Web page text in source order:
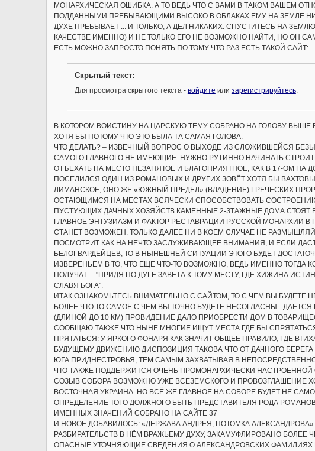
МОНАРХИЧЕСКАЯ ОШИБКА. А ТО ВЕДЬ ЧТО С ВАМИ В ТАКОМ ВАШЕМ
ПОДДАННЫМИ ПРЕБЫВАЮЩИМИ ВЫСОКО В ОБЛАКАХ ЕМУ НА ЗЕМЛЕ
ДУХЕ ПРЕБЫВАЕТ ... И ТОЛЬКО, А ДЕЛ НИКАКИХ. СПУСТИТЕСЬ НА
КАЧЕСТВЕ ИМЕННО) И НЕ ТОЛЬКО ЕГО НЕ ВОЗМОЖНО НАЙТИ, НО ОН
ЕСТЬ МОЖНО ЗАПРОСТО ПОНЯТЬ ПО ТОМУ ЧТО РАЗ ЕСТЬ ТАКОЙ САЙТ:
Скрытый текст:
Для просмотра скрытого текста - войдите или зарегистрируйтесь.
В КОТОРОМ ВОИСТИНУ НА ЦАРСКУЮ ТЕМУ СОБРАНО НА ГОЛОВУ
ХОТЯ БЫ ПОТОМУ ЧТО ЭТО БЫЛА ТА САМАЯ ГОЛОВА.
ЧТО ДЕЛАТЬ? – ИЗВЕЧНЫЙ ВОПРОС О ВЫХОДЕ ИЗ СЛОЖИВШЕЙСЯ
САМОГО ГЛАВНОГО НЕ ИМЕЮЩИЕ. НУЖНО РУТИННО НАЧИНАТЬ
ОТЪЕХАТЬ НА МЕСТО НЕЗАНЯТОЕ И БЛАГОПРИЯТНОЕ, КАК В 17-ОМ НА
ПОСЕЛИЛСЯ ОДИН ИЗ РОМАНОВЫХ И ДРУГИХ ЗОВЁТ ХОТЯ БЫ
ЛИМАНСКОЕ, ОНО ЖЕ «ЮЖНЫЙ ПРЕДЕЛ» (ВЛАДЕНИЕ) ГРЕЧЕСКИХ
ОСТАЮЩИМСЯ НА МЕСТАХ ВСЯЧЕСКИ СПОСОБСТВОВАТЬ
ПУСТУЮЩИХ ДАЧНЫХ ХОЗЯЙСТВ КАМЕННЫЕ 2-ЗТАЖНЫЕ ДОМА
ГЛАВНОЕ ЭНТУЗИАЗМ И ФАКТОР РЕСТАВРАЦИИ РУССКОЙ
СТАНЕТ ВОЗМОЖЕН. ТОЛЬКО ДАЛЕЕ НИ В КОЕМ СЛУЧАЕ НЕ
ПОСМОТРИТ КАК НА НЕЧТО ЗАСЛУЖИВАЮЩЕЕ ВНИМАНИЯ, И ЕСЛИ
БЕЛОГВАРДЕЙЦЕВ, ТО В НЫНЕШНЕЙ СИТУАЦИИ ЭТОГО БУДЕТ
ИЗВЕРЕНЬЕМ В ТО, ЧТО ЕЩЕ ЧТО-ТО ВОЗМОЖНО, ВЕДЬ ИМЕННО ТОГДА
ПОЛУЧАТ ... "ПРИДЯ ПО ДУГЕ ЗАВЕТА К ТОМУ МЕСТУ, ГДЕ ХИЖИНА
СЛАВЯ БОГА".
ИТАК ОЗНАКОМЬТЕСЬ ВНИМАТЕЛЬНО С САЙТОМ, ТО С ЧЕМ ВЫ БУДЕТЕ
БОЛЕЕ ЧТО ТО САМОЕ С ЧЕМ ВЫ ТОЧНО БУДЕТЕ НЕСОГЛАСНЫ -
(ДЛИНОЙ ДО 10 КМ) ПРОВИДЕНИЕ ДАЛО ПРИОБРЕСТИ ДОМ В
СООБЩАЮ ТАКЖЕ ЧТО НЫНЕ МНОГИЕ ИЩУТ МЕСТА ГДЕ БЫ
ПРЯТАТЬСЯ: У ЯРКОГО ФОНАРЯ КАК ЗНАЧИТ ОБЩЕЕ ПРАВИЛО, ГДЕ
БУДУЩЕМУ ДВИЖЕНИЮ ДИСПОЗИЦИЯ ТАКОВА ЧТО ОТ ДАЧНОГО
ЮГА ПРИДНЕСТРОВЬЯ, ТЕМ САМЫМ ЗАХВАТЫВАЯ В
ЧТО ТАКЖЕ ПОДДЕРЖИТСЯ ОЧЕНЬ ПРОМОНАРХИЧЕСКИ
СОЗЫВ СОБОРА ВОЗМОЖНО УЖЕ ВСЕЗЕМСКОГО И ПРОВОЗГЛАШЕНИЕ
ВОСТОЧНАЯ УКРАИНА. НО ВСЁ ЖЕ ГЛАВНОЕ НА СОБОРЕ БУДЕТ НЕ
ОПРЕДЕЛЕНИЕ ТОГО ДОЛЖНОГО БЫТЬ ПРЕДСТАВИТЕЛЯ РОДА
ИМЕННЫХ ЗНАЧЕНИЙ СОБРАНО НА САЙТЕ 37
И НОВОЕ ДОБАВИЛОСЬ: «ДЕРЖАВА АНДРЕЯ, ПОТОМКА
РАЗБИРАТЕЛЬСТВ В НЁМ ВРАЖЬЕМУ ДУХУ, ЗАКАМУФЛИРОВАНО
ОПАСНЫЕ УТОЧНЯЮЩИЕ СВЕДЕНИЯ О АЛЕКСАНДРОВСКИХ